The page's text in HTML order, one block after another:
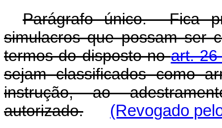
Parágrafo único. Fica
simulacros que possam ser
termos do disposto noart. 26
sejam classificados como
instrução, ao
autorizado.
(Revogado